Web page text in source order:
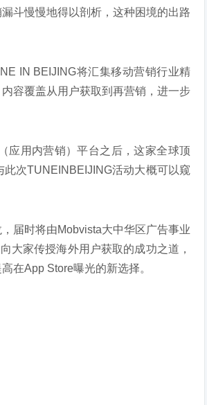
斗慢慢地得以剖析，这种困境的出路
IN BEIJING将汇集移动营销行业精
容覆盖从用户获取到再营销，进一步
应用内营销）平台之后，这家全球顶
次TUNEINBEIJING活动大概可以窥
届时将由Mobvista大中华区广告事业
大家传授海外用户获取的成功之道，
在App Store曝光的新选择。